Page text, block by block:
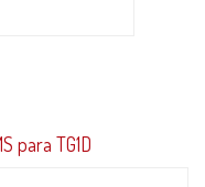
para TG1D